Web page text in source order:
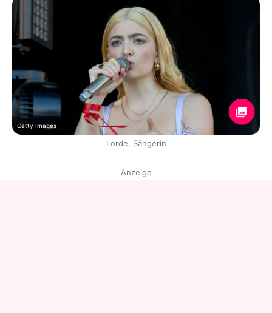
Getty Images
Lorde, Sängerin
Anzeige